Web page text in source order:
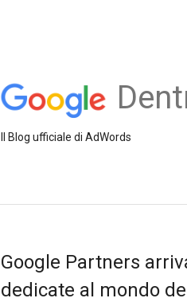
Il Blog ufficiale di AdWords
Google Partners
dedicate al mondo